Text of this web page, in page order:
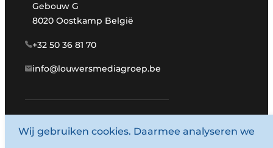
Gebouw G
8020 Oostkamp België
+32 50 36 81 70
info@louwersmediagroep.be
www.louwersmediagroep.com
Wij gebruiken cookies. Daarmee analyseren we